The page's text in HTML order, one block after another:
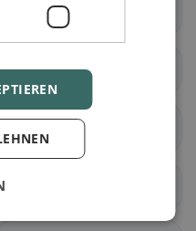
Kappel am Albis
Maschwanden